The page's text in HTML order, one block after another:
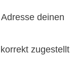
deinen
zugestellt